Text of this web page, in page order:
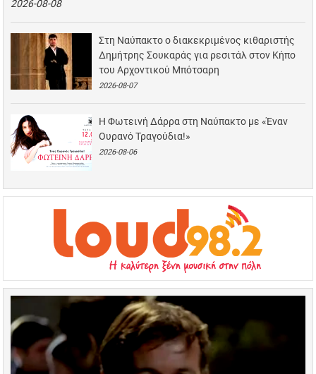
2026-08-08
Στη Ναύπακτο ο διακεκριμένος κιθαριστής
Δημήτρης Σουκαράς για ρεσιτάλ στον Κήπο
του Αρχοντικού Μπότσαρη
2026-08-07
Η Φωτεινή Δάρρα στη Ναύπακτο με «Έναν
Ουρανό Τραγούδια!»
2026-08-06